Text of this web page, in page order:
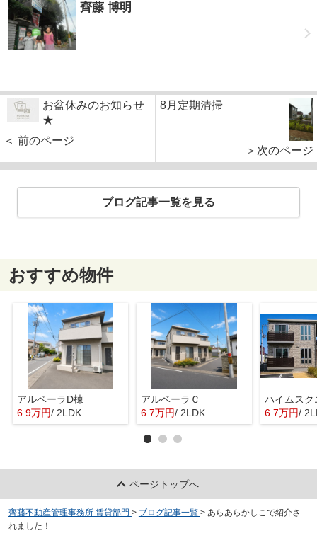
齊藤 博明
お盆休みのお知らせ
★
＜ 前のページ
8月定期清掃
＞次のページ
ブログ記事一覧を見る
おすすめ物件
アルベーラD棟
6.9万円/ 2LDK
アルベーラＣ
6.7万円/ 2LDK 6.7万円/
ページトップへ
齊藤不動産管理事務所 賃貸部門 > ブログ記事一覧 > あらあらかしこで紹介さ
れました！